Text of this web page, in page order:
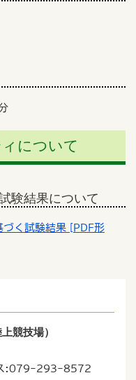
について
験結果について
く試験結果 [PDF形
競技場）
:079-293-8572